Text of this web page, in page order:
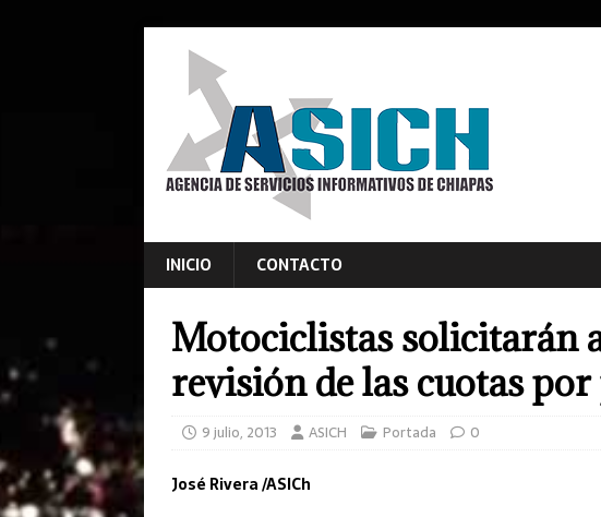
INICIO CONTACTO
Motociclistas solicitarán
revisión de las cuotas
9 julio, 2013 ASICH Portada 0
José Rivera /ASICh